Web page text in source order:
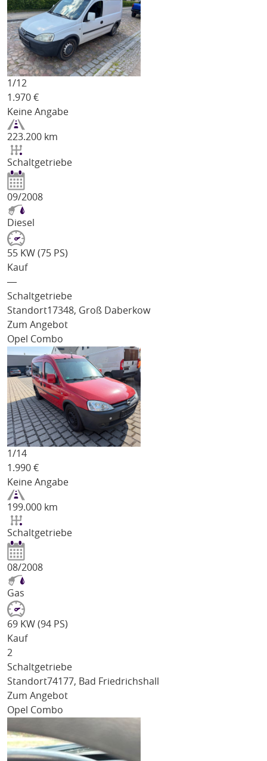
1/12
1.970 €
Keine Angabe
223.200 km
Schaltgetriebe
09/2008
Diesel
55 KW (75 PS)
Kauf
―
Schaltgetriebe
Standort17348, Groß Daberkow
Zum Angebot
Opel Combo
1/14
1.990 €
Keine Angabe
199.000 km
Schaltgetriebe
08/2008
Gas
69 KW (94 PS)
Kauf
2
Schaltgetriebe
Standort74177, Bad Friedrichshall
Zum Angebot
Opel Combo